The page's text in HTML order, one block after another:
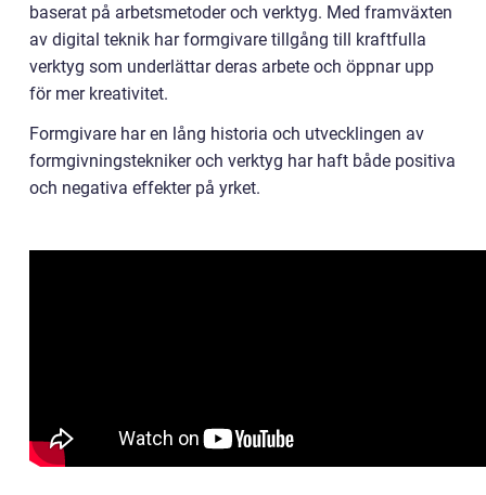
baserat på arbetsmetoder och verktyg. Med framväxten
av digital teknik har formgivare tillgång till kraftfulla
verktyg som underlättar deras arbete och öppnar upp
för mer kreativitet.
Formgivare har en lång historia och utvecklingen av
formgivningstekniker och verktyg har haft både positiva
och negativa effekter på yrket.